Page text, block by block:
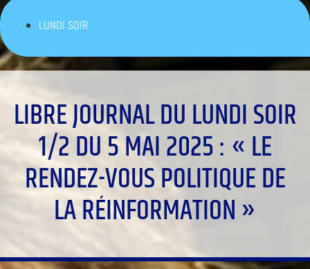
LUNDI SOIR
LIBRE JOURNAL DU LUNDI SOIR
1/2 DU 5 MAI 2025 : « LE
RENDEZ-VOUS POLITIQUE DE
LA RÉINFORMATION »